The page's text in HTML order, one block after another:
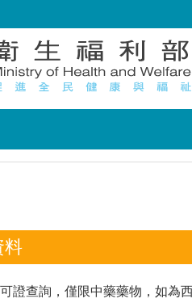
料
證查詢，僅限中藥藥物，如為